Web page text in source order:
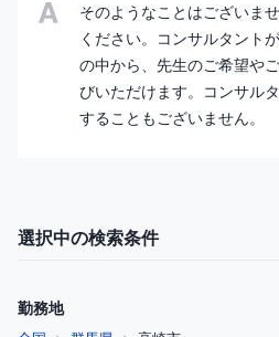
そのようなことはございま
ください。コンサルタント
の中から、先生のご希望や
びいただけます。コンサル
することもございません。
選択中の検索条件
勤務地